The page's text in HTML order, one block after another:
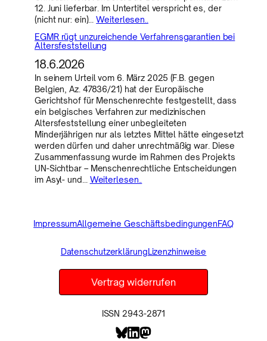
12. Juni lieferbar. Im Untertitel verspricht es, der
(nicht nur: ein)…Weiterlesen..
EGMR rügt unzureichende Verfahrensgarantien bei
Altersfeststellung
18.6.2026
In seinem Urteil vom 6. März 2025 (F.B. gegen
Belgien, Az. 47836/21) hat der Europäische
Gerichtshof für Menschenrechte festgestellt, dass
ein belgisches Verfahren zur medizinischen
Altersfeststellung einer unbegleiteten
Minderjährigen nur als letztes Mittel hätte eingesetzt
werden dürfen und daher unrechtmäßig war. Diese
Zusammenfassung wurde im Rahmen des Projekts
UN-Sichtbar – Menschenrechtliche Entscheidungen
im Asyl- und… Weiterlesen..
ImpressumAllgemeine GeschäftsbedingungenFAQ
DatenschutzerklärungLizenzhinweise
Vertrag widerrufen
ISSN 2943-2871